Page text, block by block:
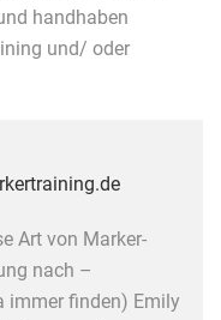
handhaben
und/ oder
Art von Marker-
nach –
immer finden) Emily